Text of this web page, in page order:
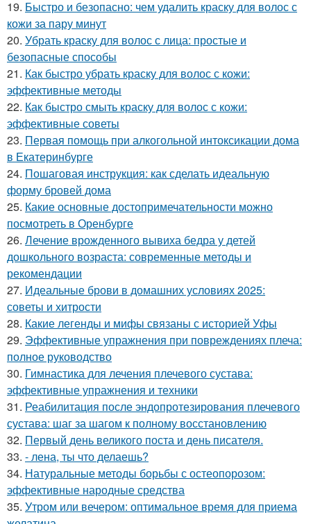
19. Быстро и безопасно: чем удалить краску для волос с
кожи за пару минут
20. Убрать краску для волос с лица: простые и
безопасные способы
21. Как быстро убрать краску для волос с кожи:
эффективные методы
22. Как быстро смыть краску для волос с кожи:
эффективные советы
23. Первая помощь при алкогольной интоксикации дома
в Екатеринбурге
24. Пошаговая инструкция: как сделать идеальную
форму бровей дома
25. Какие основные достопримечательности можно
посмотреть в Оренбурге
26. Лечение врожденного вывиха бедра у детей
дошкольного возраста: современные методы и
рекомендации
27. Идеальные брови в домашних условиях 2025:
советы и хитрости
28. Какие легенды и мифы связаны с историей Уфы
29. Эффективные упражнения при повреждениях плеча:
полное руководство
30. Гимнастика для лечения плечевого сустава:
эффективные упражнения и техники
31. Реабилитация после эндопротезирования плечевого
сустава: шаг за шагом к полному восстановлению
32. Первый день великого поста и день писателя.
33. - лена, ты что делаешь?
34. Натуральные методы борьбы с остеопорозом:
эффективные народные средства
35. Утром или вечером: оптимальное время для приема